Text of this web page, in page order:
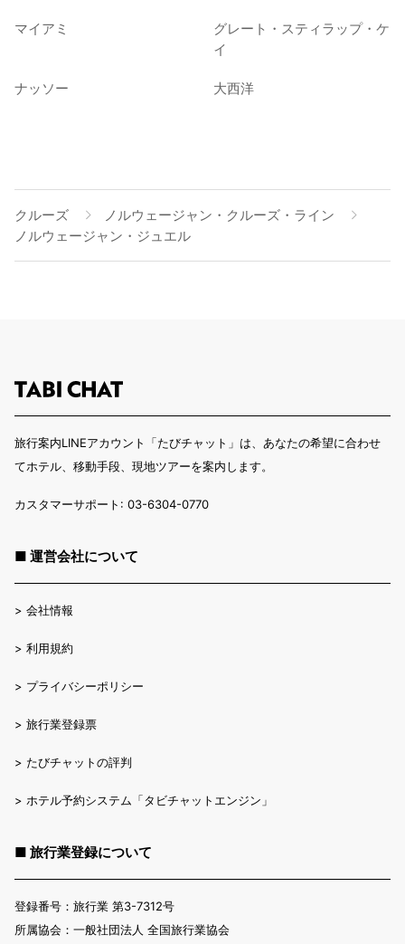
マイアミ
グレート・スティラップ・ケ
イ
ナッソー 大西洋
クルーズ
ノルウェージャン・クルーズ・ライン
ノルウェージャン・ジュエル
旅行案内LINEアカウント「たびチャット」は、あなたの希望に合わせ
てホテル、移動手段、現地ツアーを案内します。
カスタマーサポート: 03-6304-0770
■ 運営会社について
> 会社情報
> 利用規約
> プライバシーポリシー
> 旅行業登録票
> たびチャットの評判
> ホテル予約システム「タビチャットエンジン」
■ 旅行業登録について
登録番号：旅行業 第3-7312号
所属協会：一般社団法人 全国旅行業協会